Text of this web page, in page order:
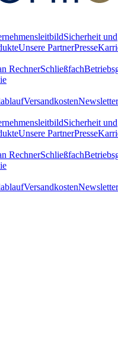
Sicherheit und
Unsere PartnerPresse
RechnerSchließfach
VersandkostenNewsletter
Sicherheit und
Unsere PartnerPresse
RechnerSchließfach
VersandkostenNewsletter